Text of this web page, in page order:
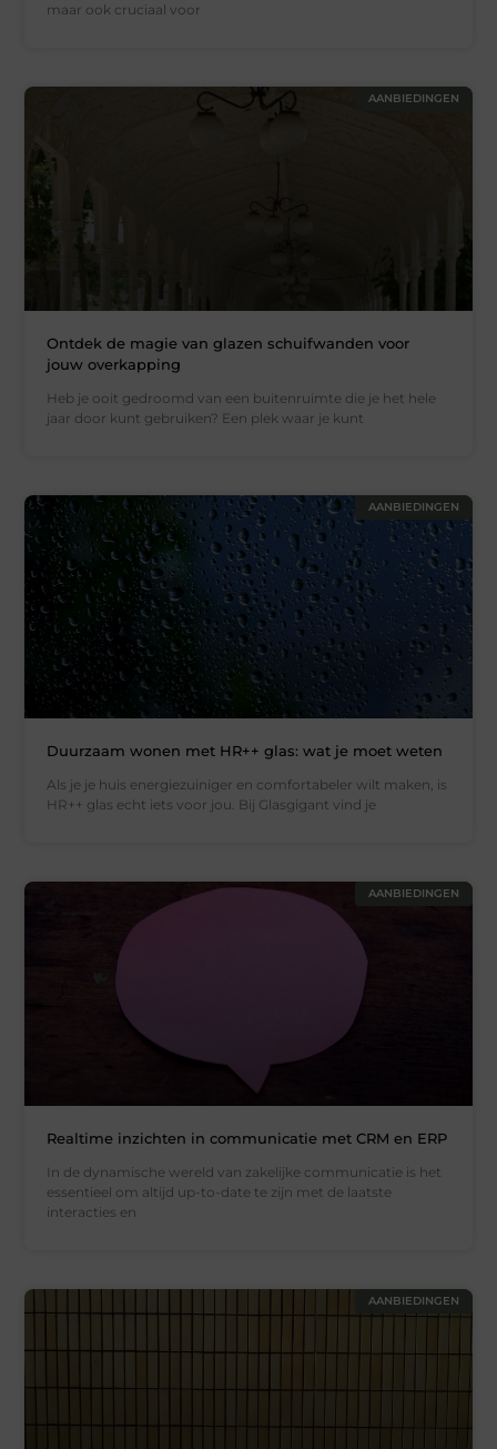
maar ook cruciaal voor
AANBIEDINGEN
Ontdek de magie van glazen schuifwanden voor
jouw overkapping
Heb je ooit gedroomd van een buitenruimte die je het hele
jaar door kunt gebruiken? Een plek waar je kunt
AANBIEDINGEN
Duurzaam wonen met HR++ glas: wat je moet weten
Als je je huis energiezuiniger en comfortabeler wilt maken, is
HR++ glas echt iets voor jou. Bij Glasgigant vind je
AANBIEDINGEN
Realtime inzichten in communicatie met CRM en ERP
In de dynamische wereld van zakelijke communicatie is het
essentieel om altijd up-to-date te zijn met de laatste
interacties en
AANBIEDINGEN